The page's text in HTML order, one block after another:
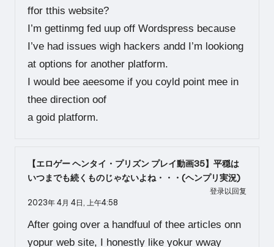
ffor tthis website?
I’m gettinmg fed uup off Wordspress because
I’ve had issues wigh hackers andd I’m lookiong
at options for another platform.
I would bee aeesome if you coyld point mee in
thee direction oof
a goid platform.
【エロゲー ヘンタイ・プリズン プレイ動画35】平穏は
いつまでも続くものじゃないよね・・・(ヘンプリ実況)
登录以回复
2023年 4月 4日, 上午4:58
After going over a handfuul of thee articles onn
yopur web site, I honestly like yokur wway